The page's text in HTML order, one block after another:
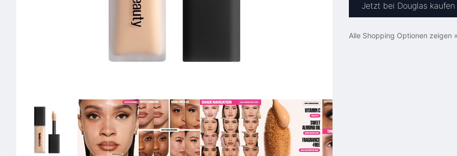
Jetzt bei Douglas kaufen
Alle Shopping Optionen zeigen